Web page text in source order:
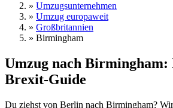
» Umzugsunternehmen
» Umzug europaweit
» Großbritannien
» Birmingham
Umzug nach
Brexit-Guide
Du ziehst von Berlin nach Birmingham?